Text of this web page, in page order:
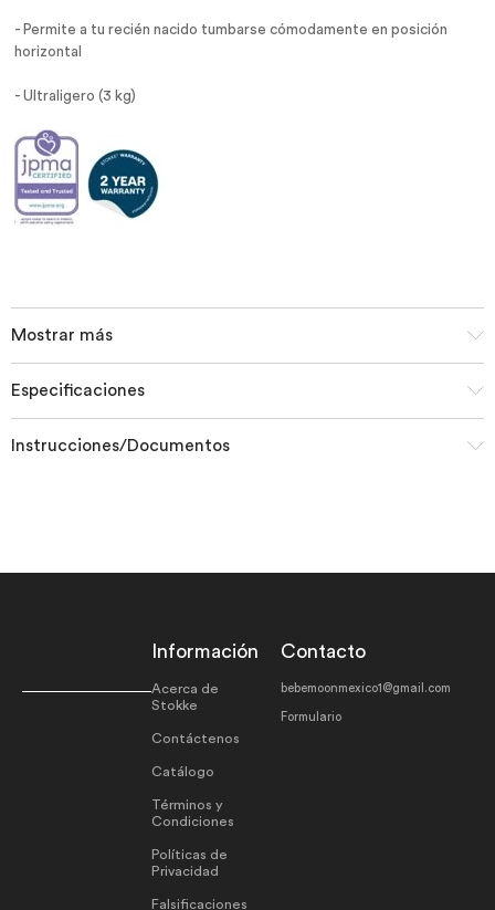
- Permite a tu recién nacido tumbarse cómodamente en posición
horizontal
- Ultraligero (3 kg)
Mostrar más
Especificaciones
Instrucciones/Documentos
Información
Acerca de
Stokke
Contáctenos
Catálogo
Términos y
Condiciones
Políticas de
Privacidad
Falsificaciones
Contacto
bebemoonmexico1@gmail.com
Formulario